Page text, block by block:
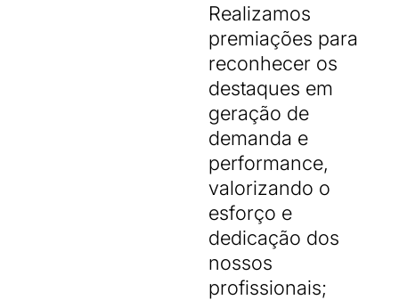
Realizamos
premiações para
reconhecer os
destaques em
geração de
demanda e
performance,
valorizando o
esforço e
dedicação dos
nossos
profissionais;